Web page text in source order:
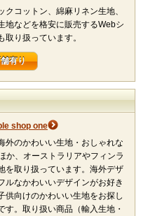
コットン、綿麻リネン生地、
地などを格安に販売するWebシ
り扱っています。
有り
shop one
外のかわいい生地・おしゃれな
か、オーストラリアやフィンラ
を取り扱っています。海外デザ
ルなかわいいデザインがお好き
供向けのかわいい生地をお探し
。取り扱い商品（輸入生地・